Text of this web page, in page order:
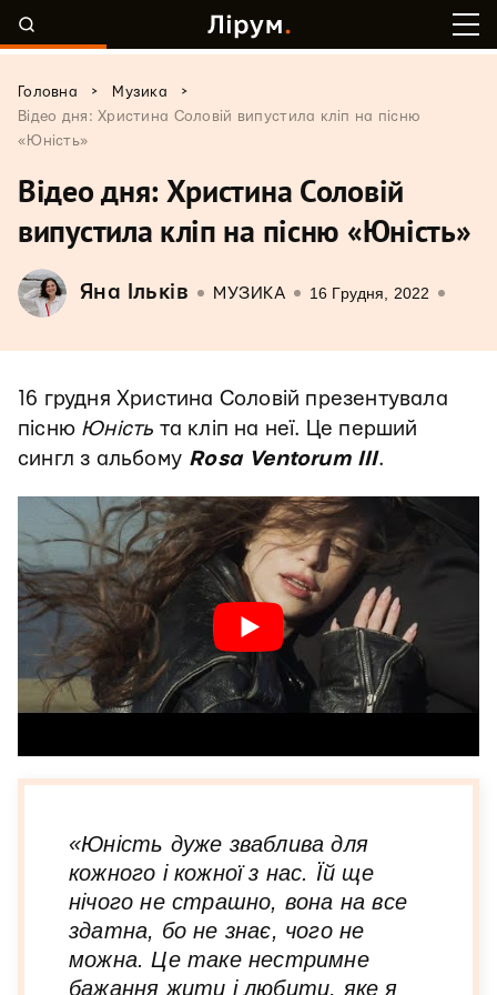
Головна > Музика
>
Відео дня: Христина Соловій випустила кліп на пісню
«Юність»
Відео дня: Христина Соловій
випустила кліп на пісню «Юність»
Яна Ільків МУЗИКА 16 Грудня, 2022
16 грудня Христина Соловій презентувала
пісню Юність та кліп на неї. Це перший
сингл з альбому Rosa Ventorum III.
«Юність дуже зваблива для
кожного і кожної з нас. Їй ще
нічого не страшно, вона на все
здатна, бо не знає, чого не
можна. Це таке нестримне
бажання жити і любити, яке я